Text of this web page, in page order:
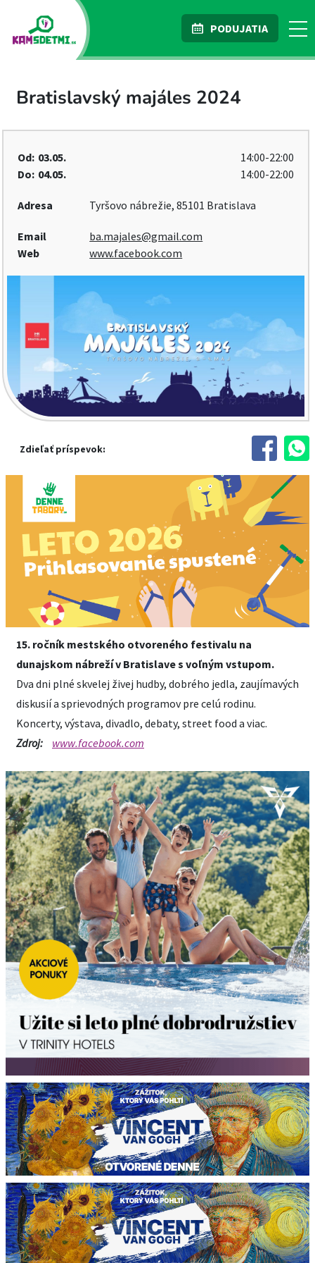
PODUJATIA
Bratislavský majáles 2024
Od: 03.05.
14:00-22:00
Do: 04.05. 14:00-22:00
Adresa Tyršovo nábrežie, 85101 Bratislava
Email
ba.majales@gmail.com
Web
www.facebook.com
Zdieľať príspevok:
15. ročník mestského otvoreného festivalu na
dunajskom nábreží v Bratislave s voľným vstupom.
Dva dni plné skvelej živej hudby, dobrého jedla, zaujímavých
diskusií a sprievodných programov pre celú rodinu.
Koncerty, výstava, divadlo, debaty, street food a viac.
Zdroj:
www.facebook.com